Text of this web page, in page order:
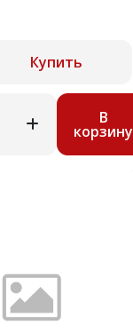
Купить
В
корзину